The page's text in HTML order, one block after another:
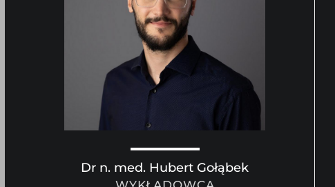
Dr n. med. Hubert Gołąbek